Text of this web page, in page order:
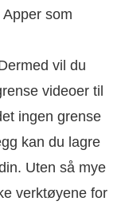
som
vil du
videoer til
ingen grense
kan du lagre
Uten så mye
verktøyene for